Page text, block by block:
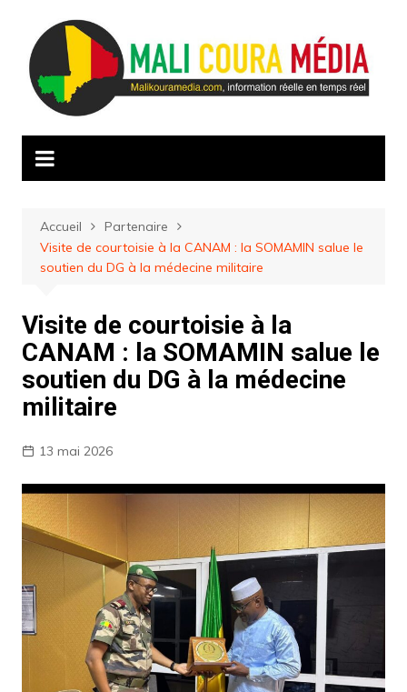
contenu
Accueil
Partenaire
Visite de courtoisie à la CANAM : la SOMAMIN salue le
soutien du DG à la médecine militaire
Visite de courtoisie à la
CANAM : la SOMAMIN salue le
soutien du DG à la médecine
militaire
13 mai 2026